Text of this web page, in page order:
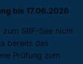
bis 17.06.2026
SBF-See nicht
bereits das
Prüfung zum